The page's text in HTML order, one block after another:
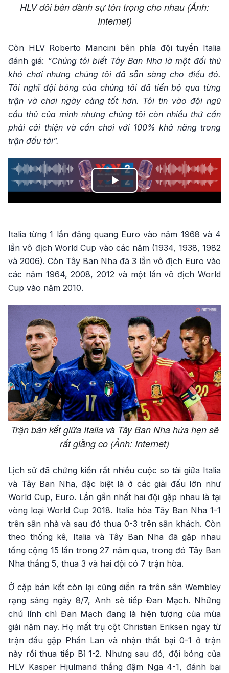
HLV đôi bên dành sự tôn trọng cho nhau (Ảnh:
Internet)
Còn HLV Roberto Mancini bên phía đội tuyển Italia
đánh giá: “Chúng tôi biết Tây Ban Nha là một đối thủ
khó chơi nhưng chúng tôi đã sẵn sàng cho điều đó.
Tôi nghĩ đội bóng của chúng tôi đã tiến bộ qua từng
trận và chơi ngày càng tốt hơn. Tôi tin vào đội ngũ
cầu thủ của mình nhưng chúng tôi còn nhiều thứ cần
phải cải thiện và cần chơi với 100% khả năng trong
trận đấu tới”.
Play
Italia từng 1 lần đăng quang Euro vào năm 1968 và 4
lần vô địch World Cup vào các năm (1934, 1938, 1982
và 2006). Còn Tây Ban Nha đã 3 lần vô địch Euro vào
các năm 1964, 2008, 2012 và một lần vô địch World
Cup vào năm 2010.
Trận bán kết giữa Italia và Tây Ban Nha hứa hẹn sẽ
rất giằng co (Ảnh: Internet)
Lịch sử đã chứng kiến rất nhiều cuộc so tài giữa Italia
và Tây Ban Nha, đặc biệt là ở các giải đấu lớn như
World Cup, Euro. Lần gần nhất hai đội gặp nhau là tại
vòng loại World Cup 2018. Italia hòa Tây Ban Nha 1-1
trên sân nhà và sau đó thua 0-3 trên sân khách. Còn
theo thống kê, Italia và Tây Ban Nha đã gặp nhau
tổng cộng 15 lần trong 27 năm qua, trong đó Tây Ban
Nha thắng 5, thua 3 và hai đội có 7 trận hòa.
Ở cặp bán kết còn lại cũng diễn ra trên sân Wembley
rạng sáng ngày 8/7, Anh sẽ tiếp Đan Mạch. Những
chú lính chì Đan Mạch đang là hiện tượng của mùa
giải năm nay. Họ mất trụ cột Christian Eriksen ngay từ
trận đầu gặp Phần Lan và nhận thất bại 0-1 ở trận
này rồi thua tiếp Bỉ 1-2. Nhưng sau đó, đội bóng của
HLV Kasper Hjulmand thắng đậm Nga 4-1, đánh bại